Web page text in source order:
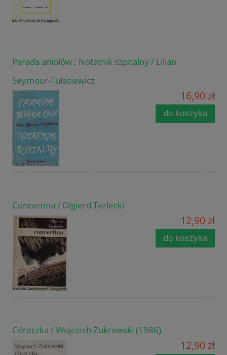
Parada aniołów ; Notatnik szpitalny / Lilian
Seymour-Tułasiewicz
16,90 zł
do koszyka
Concertina / Olgierd Terlecki
12,90 zł
do koszyka
Córeczka / Wojciech Żukrowski (1986)
12,90 zł